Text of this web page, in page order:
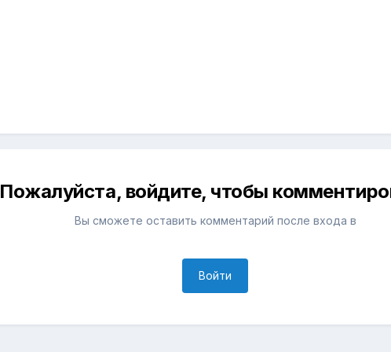
Пожалуйста, войдите, чтобы
Вы сможете оставить комментарий после входа в
Войти